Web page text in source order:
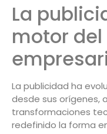
La
motor
La publicidad ha
desde sus orígenes,
transformaciones
redefinido la forma